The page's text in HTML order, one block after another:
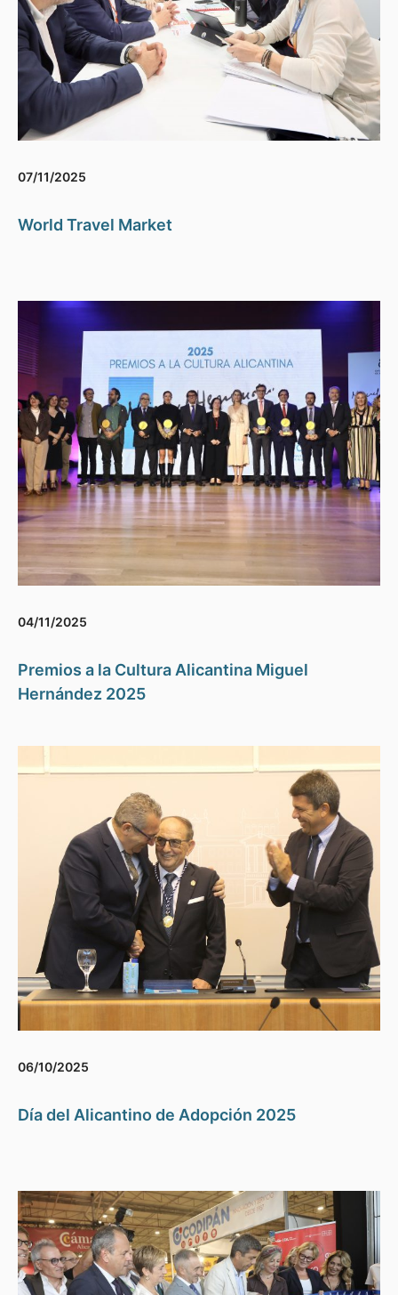
07/11/2025
World Travel Market
04/11/2025
Premios a la Cultura Alicantina Miguel
Hernández 2025
06/10/2025
Día del Alicantino de Adopción 2025